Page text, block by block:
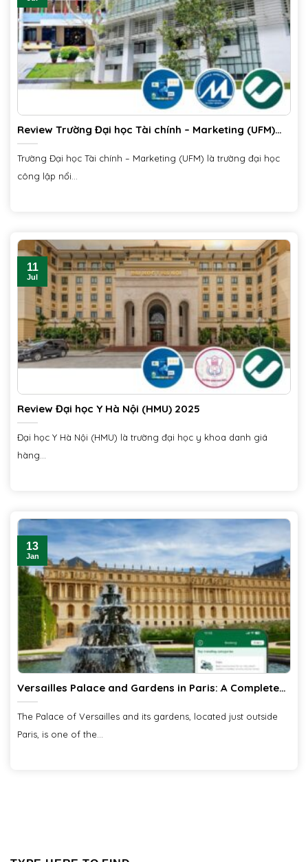
Review Trường Đại học Tài chính – Marketing (UFM)
2025
Trường Đại học Tài chính – Marketing (UFM) là trường đại học
công lập nổi...
Review Đại học Y Hà Nội (HMU) 2025
Đại học Y Hà Nội (HMU) là trường đại học y khoa danh giá
hàng...
11
Jul
Versailles Palace and Gardens in Paris: A Complete
Travel Guide
The Palace of Versailles and its gardens, located just outside
Paris, is one of the...
13
Jan